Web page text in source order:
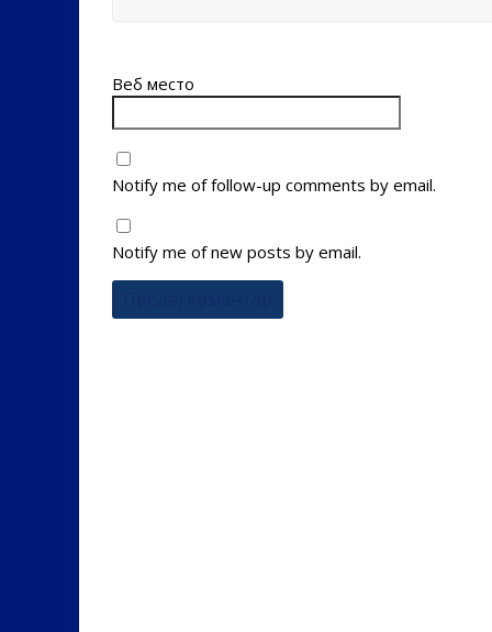
Веб место
Notify me of follow-up comments by email.
Notify me of new posts by email.